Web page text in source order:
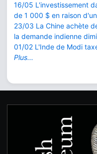
16/05 L'investissement
de 1 000 $ en raison
23/03 La Chine achète
la demande indienne
01/02 L'Inde de Modi
Plus...